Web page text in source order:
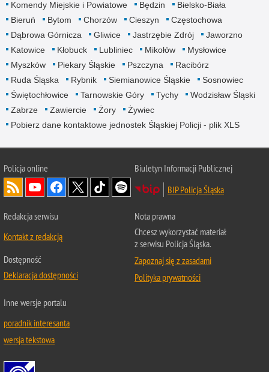
Komendy Miejskie i Powiatowe Będzin
Bielsko-Biała
Bieruń
Bytom Chorzów Cieszyn
Częstochowa
Dąbrowa Górnicza
Gliwice Jastrzębie Zdrój
Jaworzno
Katowice
Kłobuck Lubliniec Mikołów
Mysłowice
Myszków
Piekary Śląskie Pszczyna
Racibórz
Ruda Śląska
Rybnik Siemianowice Śląskie
Sosnowiec
Świętochłowice
Tarnowskie Góry Tychy
Wodzisław Śląski
Zabrze
Zawiercie Żory
Żywiec
Pobierz dane kontaktowe jednostek Śląskiej Policji - plik XLS
Policja online
Biuletyn Informacji Publicznej
BIP Policja Śląska
Redakcja serwisu
Kontakt z redakcją
Dostępność
Deklaracja dostępności
Nota prawna
Chcesz wykorzystać materiał
z serwisu Policja Śląska.
Zapoznaj się z zasadami
Polityka prywatności
Inne wersje portalu
poradnik interesanta
wersja tekstowa